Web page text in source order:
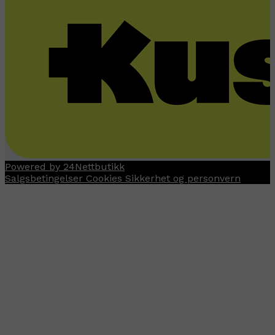
Powered by 24Nettbutikk
Salgsbetingelser Cookies Sikkerhet og personvern